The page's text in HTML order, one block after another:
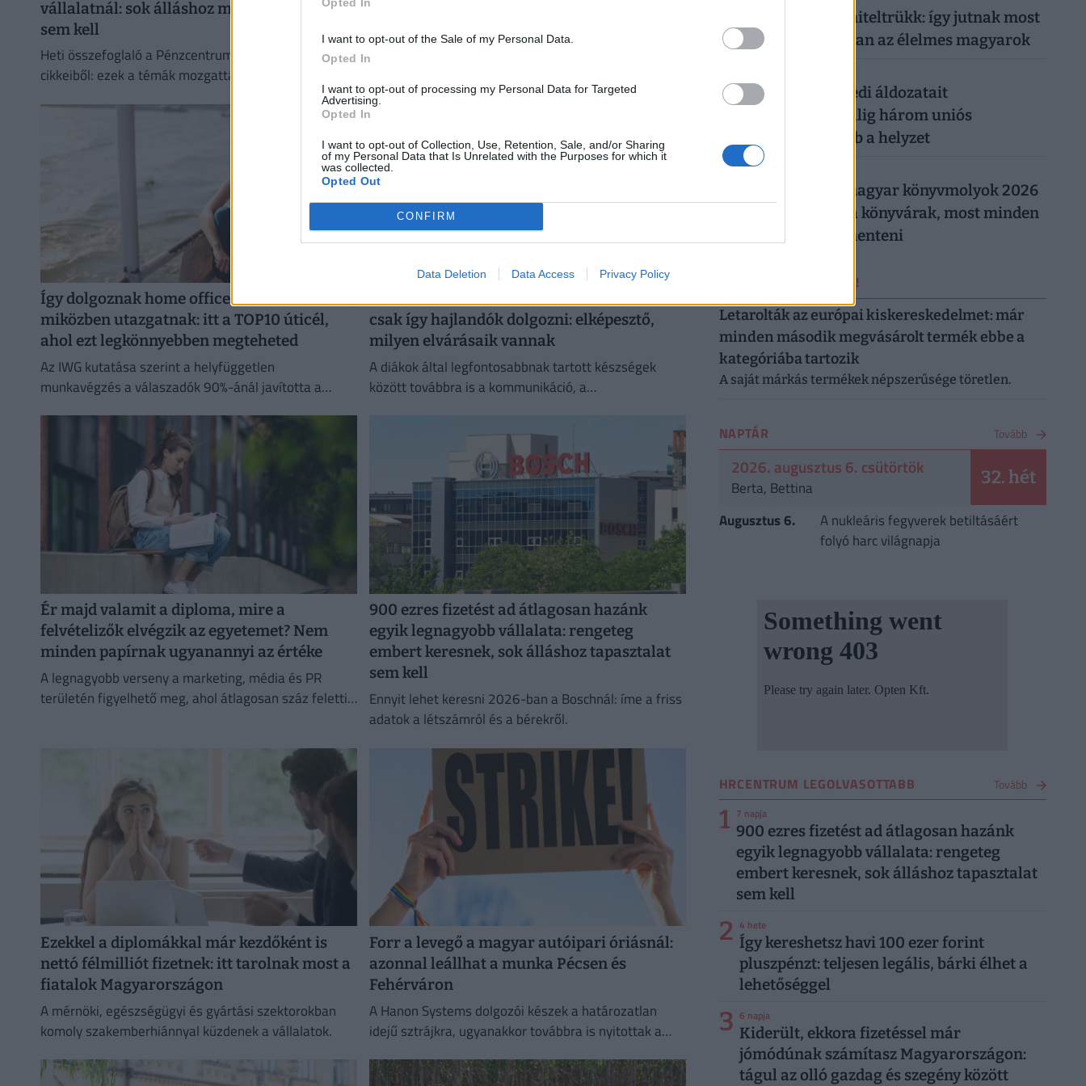
I want to opt-out of the Sale of my Personal Data.
Opted In
I want to opt-out of processing my Personal Data for Targeted
Advertising.
Opted In
I want to opt-out of Collection, Use, Retention, Sale, and/or Sharing
of my Personal Data that Is Unrelated with the Purposes for which it
was collected.
Opted Out
CONFIRM
Data Deletion Data Access Privacy Policy
vállalatnál: sok álláshoz még tapasztalat
sem kell
Heti összefoglaló a Pénzcentrum legolvasottabb
cikkeiből: ezek a témák mozgatták meg leginkább az
számítasz Magyarországon: tágul az olló
Hiába emelkednek látványosan a magyar bérek, a
különbségek húzódnak meg.
Így dolgoznak home officeból az élelmesek,
miközben utazgatnak: itt a TOP10 úticél,
ahol ezt legkönnyebben megteheted
Az IWG kutatása szerint a helyfüggetlen
munkavégzés a válaszadók 90%-ánál javította a
produktívabbnak érzi magát.
csak így hajlandók dolgozni: elképesztő,
milyen elvárásaik vannak
A diákok által legfontosabbnak tartott készségek
között továbbra is a kommunikáció, a
Ér majd valamit a diploma, mire a
felvételizők elvégzik az egyetemet? Nem
minden papírnak ugyanannyi az értéke
A legnagyobb verseny a marketing, média és PR
területén figyelhető meg, ahol átlagosan száz feletti
900 ezres fizetést ad átlagosan hazánk
egyik legnagyobb vállalata: rengeteg
embert keresnek, sok álláshoz tapasztalat
sem kell
Ennyit lehet keresni 2026-ban a Boschnál: íme a friss
adatok a létszámról és a bérekről.
Ezekkel a diplomákkal már kezdőként is
nettó félmilliót fizetnek: itt tarolnak most a
fiatalok Magyarországon
A mérnöki, egészségügyi és gyártási szektorokban
komoly szakemberhiánnyal küzdenek a vállalatok.
Forr a levegő a magyar autóipari óriásnál:
azonnal leállhat a munka Pécsen és
Fehérváron
A Hanon Systems dolgozói készek a határozatlan
idejű sztrájkra, ugyanakkor továbbra is nyitottak a
Működik a legális hiteltrükk: így jutnak most
milliókhoz olcsóbban az élelmes magyarok
Csendes gyilkos szedi áldozatait
Magyarországon: alig három uniós
országban rosszabb a helyzet
2026. augusztus 5.
Így trükköznek a magyar könyvmolyok 2026
nyarán: elszálltak a könyvárak, most minden
forintot meg kell menteni
ERRŐL NE MARADJ LE!
Letarolták az európai kiskereskedelmet: már
minden második megvásárolt termék ebbe a
kategóriába tartozik
A saját márkás termékek népszerűsége töretlen.
NAPTÁR Tovább
2026. augusztus 6. csütörtök
Berta, Bettina 32. hét
Augusztus 6.
A nukleáris fegyverek betiltásáért
folyó harc világnapja
HRCENTRUM LEGOLVASOTTABB Tovább
1 7 napja
900 ezres fizetést ad átlagosan hazánk
egyik legnagyobb vállalata: rengeteg
embert keresnek, sok álláshoz tapasztalat
sem kell
2 4 hete
Így kereshetsz havi 100 ezer forint
pluszpénzt: teljesen legális, bárki élhet a
lehetőséggel
3 6 napja
Kiderült, ekkora fizetéssel már
jómódúnak számítasz Magyarországon:
tágul az olló gazdag és szegény között